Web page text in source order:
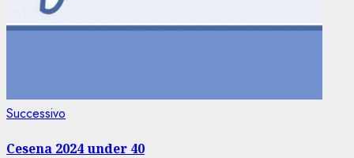
Successivo
Cesena 2024 under 40